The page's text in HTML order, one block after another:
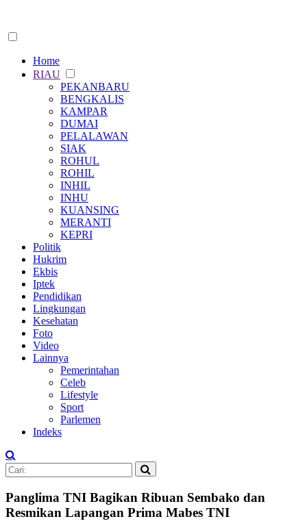
Home
RIAU
PEKANBARU
BENGKALIS
KAMPAR
DUMAI
PELALAWAN
SIAK
ROHUL
ROHIL
INHIL
INHU
KUANSING
MERANTI
KEPRI
Politik
Hukrim
Ekbis
Iptek
Pendidikan
Lingkungan
Kesehatan
Foto
Video
Lainnya
Pemerintahan
Celeb
Lifestyle
Sport
Parlemen
Indeks
Panglima TNI Bagikan Ribuan Sembako dan
Resmikan Lapangan Prima Mabes TNI